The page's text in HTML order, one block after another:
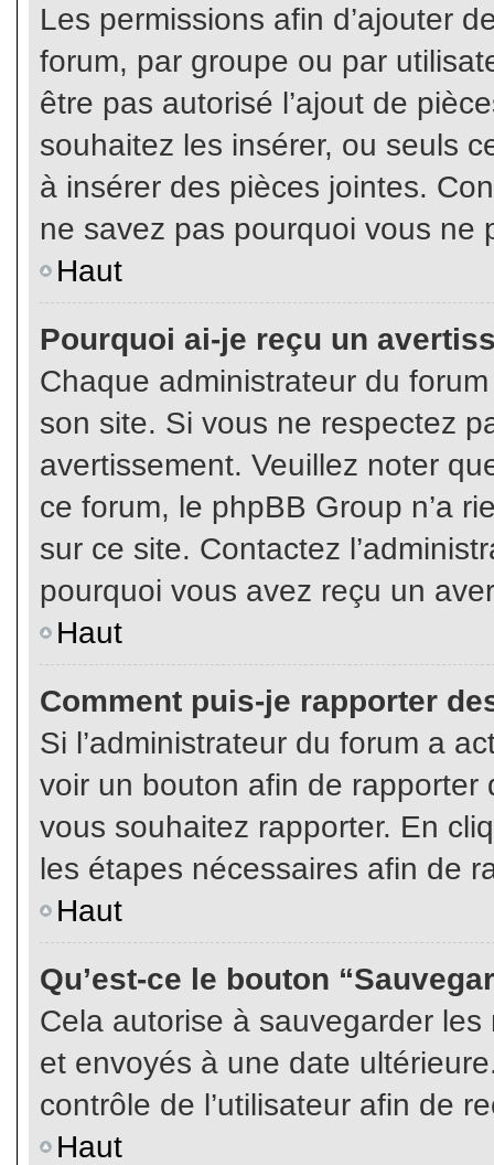
Les permissions afin d’ajouter
forum, par groupe ou par
être pas autorisé l’ajout de
souhaitez les insérer, ou seuls
à insérer des pièces jointes.
ne savez pas pourquoi vous ne
Haut
Pourquoi ai-je reçu un
Chaque administrateur du
son site. Si vous ne respectez
avertissement. Veuillez noter
ce forum, le phpBB Group n’a
sur ce site. Contactez
pourquoi vous avez reçu un
Haut
Comment puis-je rapporter
Si l’administrateur du forum a
voir un bouton afin de
vous souhaitez rapporter. En
les étapes nécessaires afin de
Haut
Qu’est-ce le bouton
Cela autorise à sauvegarder
et envoyés à une date
contrôle de l’utilisateur afin de
Haut